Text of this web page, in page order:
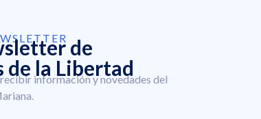
de
de la Libertad
información y novedades del